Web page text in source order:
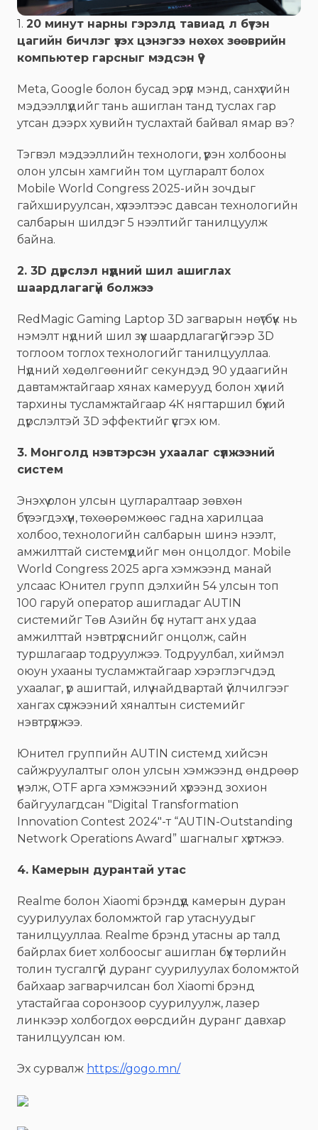
1. 20 минут нарны гэрэлд тавиад л бүтэн
цагийн бичлэг үзэх цэнэгээ нөхөх зөөврийн
компьютер гарсныг мэдсэн үү?
Meta, Google болон бусад эрүүл мэнд, санхүүгийн
мэдээллүүдийг тань ашиглан танд туслах гар
утсан дээрх хувийн туслахтай байвал ямар вэ?
Тэгвэл мэдээллийн технологи, үүрэн холбооны
олон улсын хамгийн том цугларалт болох
Mobile World Congress 2025-ийн зочдыг
гайхшируулсан, хүлээлтээс давсан технологийн
салбарын шилдэг 5 нээлтийг танилцуулж
байна.
2. 3D дүрслэл нүдний шил ашиглах
шаардлагагүй болжээ
RedMagic Gaming Laptop 3D загварын нөүтбүүк нь
нэмэлт нүдний шил зүүх шаардлагагүйгээр 3D
тоглоом тоглох технологийг танилцууллаа.
Нүдний хөдөлгөөнийг секундэд 90 удаагийн
давтамжтайгаар хянах камерууд болон хүний
тархины тусламжтайгаар 4К нягтаршил бүхий
дүрслэлтэй 3D эффектийг үүсгэх юм.
3. Монголд нэвтэрсэн ухаалаг сүлжээний
систем
Энэхүү олон улсын цугларалтаар зөвхөн
бүтээгдэхүүн, төхөөрөмжөөс гадна харилцаа
холбоо, технологийн салбарын шинэ нээлт,
амжилттай системүүдийг мөн онцолдог. Mobile
World Congress 2025 арга хэмжээнд манай
улсаас Юнител групп дэлхийн 54 улсын топ
100 гаруй оператор ашигладаг AUTIN
системийг Төв Азийн бүс нутагт анх удаа
амжилттай нэвтрүүлснийг онцолж, сайн
туршлагаар тодруулжээ. Тодруулбал, хиймэл
оюун ухааны тусламжтайгаар хэрэглэгчдэд
ухаалаг, үр ашигтай, илүү найдвартай үйлчилгээг
хангах сүлжээний хяналтын системийг
нэвтрүүлжээ.
Юнител группийн AUTIN системд хийсэн
сайжруулалтыг олон улсын хэмжээнд өндрөөр
үнэлж, OTF арга хэмжээний хүрээнд зохион
байгуулагдсан "Digital Transformation
Innovation Contest 2024"-т “AUTIN-Outstanding
Network Operations Award” шагналыг хүртжээ.
4. Камерын дурантай утас
Realme болон Xiaomi брэндүүд камерын дуран
суурилуулах боломжтой гар утаснуудыг
танилцууллаа. Realme брэнд утасны ар талд
байрлах биет холбоосыг ашиглан бүх төрлийн
толин тусгалгүй дуранг суурилуулах боломжтой
байхаар загварчилсан бол Xiaomi брэнд
утастайгаа соронзоор суурилуулж, лазер
линкээр холбогдох өөрсдийн дуранг давхар
танилцуулсан юм.
Эх сурвалж https://gogo.mn/